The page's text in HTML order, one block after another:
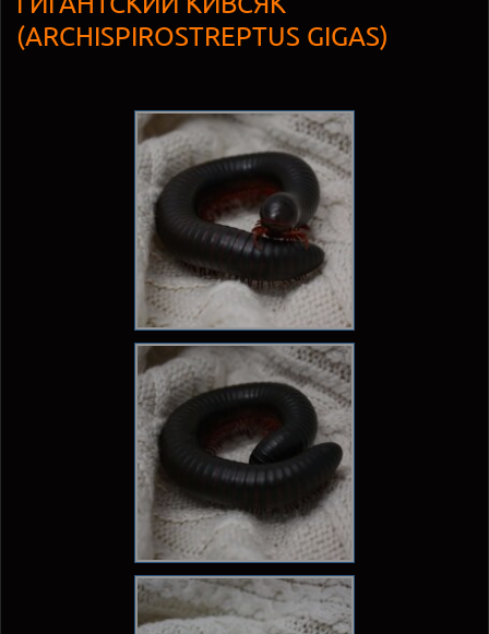
(ARCHISPIROSTREPTUS GIGAS)